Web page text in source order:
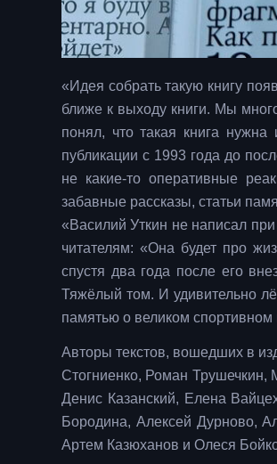
«Идея собрать такую книгу
ближе к выходу книги. Мы
понял, что такая книга
публикации с 1993 года до
не какие-то оперативные
забавные рассказы, статьи
«Василий Уткин не написал
читателям: «Она будет про
спустя два года после его
Тяжёлый том. И удивительно
памятью о великом
Авторы текстов, вошедших в
Стогниенко, Роман
Денис Казанский, Елена
Бородина, Алексей Дурново,
Артем Казюханов и Олеся